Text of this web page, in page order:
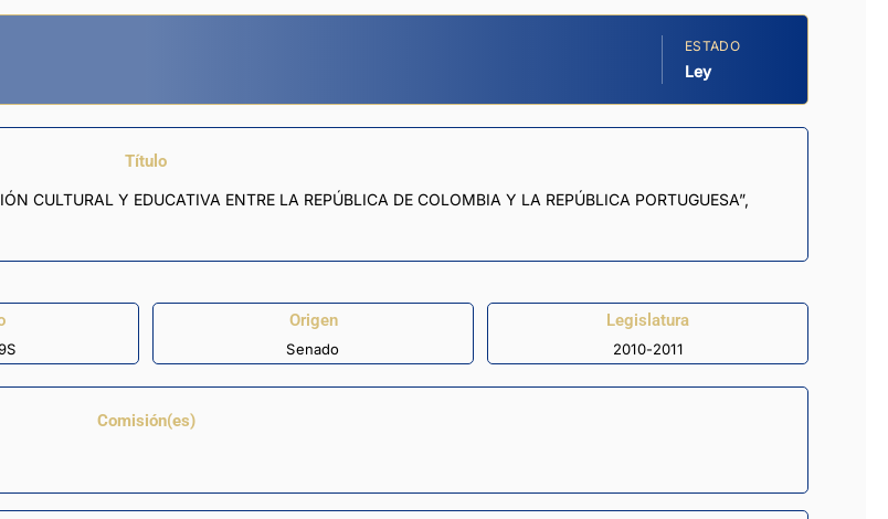
ESTADO
Ley
Título
CULTURAL Y EDUCATIVA ENTRE LA REPÚBLICA DE COLOMBIA Y LA REPÚBLICA PORTUGUESA”,
Origen
Senado
Legislatura
2010-2011
Comisión(es)